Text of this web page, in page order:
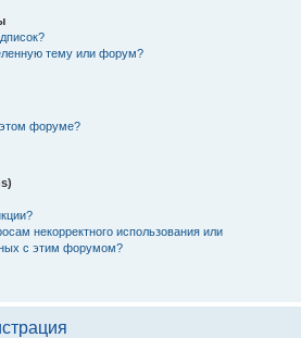
тему или форум?
форуме?
некорректного использования или
с этим форумом?